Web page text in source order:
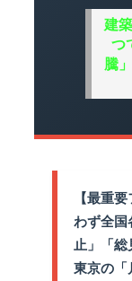
建
つ
騰
【最重
わず全国
止」「総
東京の「